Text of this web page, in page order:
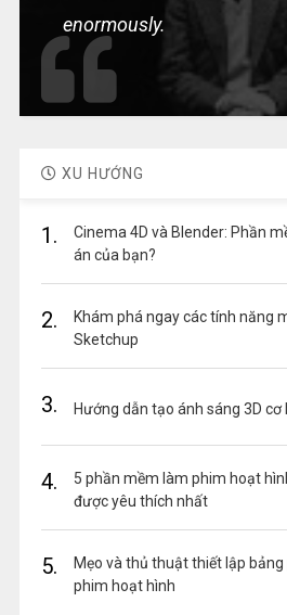
enormously.
XU HƯỚNG
1.
Cinema 4D và Blender: Phần
án của bạn?
2.
Khám phá ngay các tính năng
Sketchup
3. Hướng dẫn tạo ánh sáng 3D cơ
4.
5 phần mềm làm phim hoạt
được yêu thích nhất
5.
Mẹo và thủ thuật thiết lập
phim hoạt hình